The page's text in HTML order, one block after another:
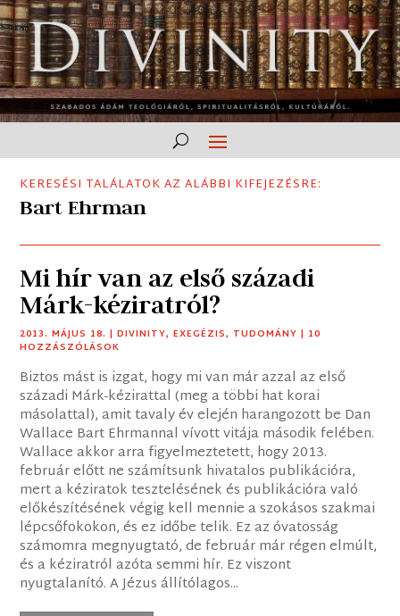
KERESÉSI TALÁLATOK AZ ALÁBBI KIFEJEZÉSRE:
Bart Ehrman
Mi hír van az első századi
Márk-kéziratról?
2013. MÁJUS 18. |DIVINITY,EXEGÉZIS, TUDOMÁNY | 10
HOZZÁSZÓLÁSOK
Biztos mást is izgat, hogy mi van már azzal az első
századi Márk-kézirattal (meg a többi hat korai
másolattal), amit tavaly év elején harangozott be Dan
Wallace Bart Ehrmannal vívott vitája második felében.
Wallace akkor arra figyelmeztetett, hogy 2013.
február előtt ne számítsunk hivatalos publikációra,
mert a kéziratok tesztelésének és publikációra való
előkészítésének végig kell mennie a szokásos szakmai
lépcsőfokokon, és ez időbe telik. Ez az óvatosság
számomra megnyugtató, de február már régen elmúlt,
és a kéziratról azóta semmi hír. Ez viszont
nyugtalanító. A Jézus állítólagos...